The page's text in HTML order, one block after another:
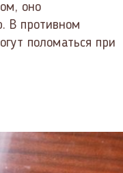
оно
В противном
поломаться при